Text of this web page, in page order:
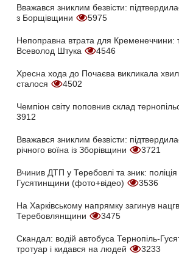
Вважався зниклим безвісти:
з Борщівщини
5975
Непоправна втрата для Кременеччини:
Всеволод Штука
4546
Хресна хода до Почаєва викликала
сталося
4502
Чемпіон світу поповнив склад
3912
Вважався зниклим безвісти:
річного воїна із Зборівщини
3721
Вчинив ДТП у Теребовлі та зник:
Гусятинщини (фото+відео)
3536
На Харківському напрямку загинув
Теребовлянщини
3475
Скандал: водій автобуса Тернопіль-
тротуар і кидався на людей
3233